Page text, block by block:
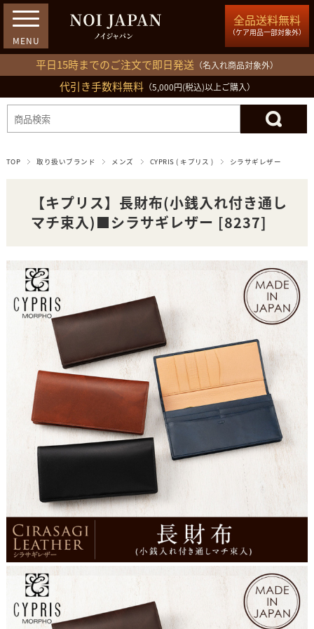
全品送料無料
（ケア用品一部対象外）
平日15時までのご注文で即日発送 （名入れ商品対象外）
代引き手数料無料（5,000円(税込)以上ご購入）
03-5809-1212
ログイン 会員登録 買い物カゴ
TOP 取り扱いブランド メンズ CYPRIS ( キプリス ) シラサギレザー
【キプリス】長財布(小銭入れ付き通し
マチ束入)■シラサギレザー [8237]